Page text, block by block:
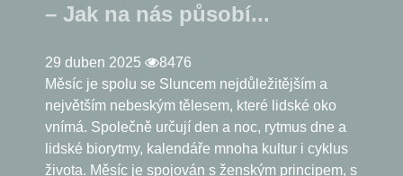
– Jak na nás působí...
29 duben 2025
8476
Měsíc je spolu se Sluncem nejdůležitějším a
největším nebeským tělesem, které lidské oko
vnímá. Společně určují den a noc, rytmus dne a
lidské biorytmy, kalendáře mnoha kultur i cyklus
života. Měsíc je spojován s ženským principem, s